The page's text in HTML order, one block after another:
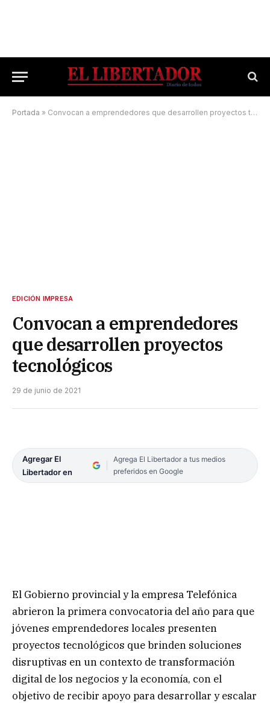
Portada » Convocan a emprendedores que desarrollen proyectos tecnológicos
EDICIÓN IMPRESA
Convocan a emprendedores
que desarrollen proyectos
tecnológicos
29 de junio de 2021
Agregar El
Libertador en
Agrega El Libertador a tus medios
preferidos en Google
El Gobierno provincial y la empresa Telefónica
abrieron la primera convocatoria del año para que
jóvenes emprendedores locales presenten
proyectos tecnológicos que brinden soluciones
disruptivas en un contexto de transformación
digital de los negocios y la economía, con el
objetivo de recibir apoyo para desarrollar y escalar